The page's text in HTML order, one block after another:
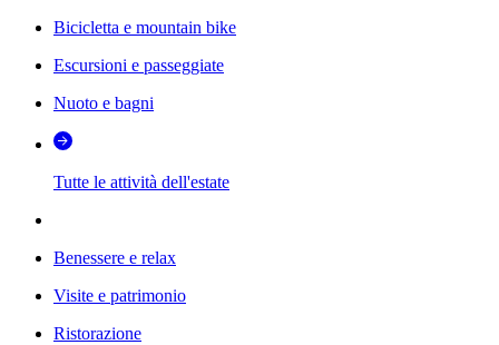
Bicicletta e mountain bike
Escursioni e passeggiate
Nuoto e bagni
Tutte le attività dell'estate
Benessere e relax
Visite e patrimonio
Ristorazione